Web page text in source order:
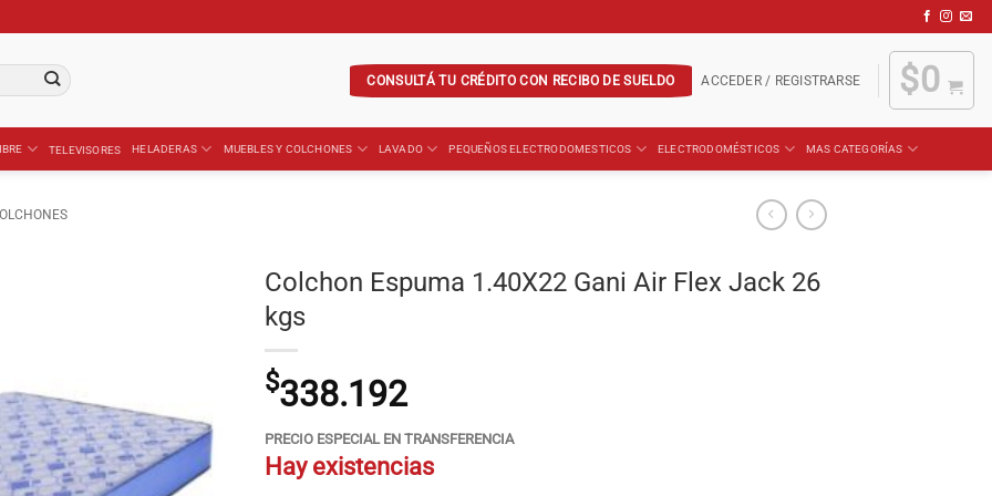
CONSULTÁ TU CRÉDITO CON RECIBO DE SUELDO ACCEDER / REGISTRARSE $0
TELEVISORES HELADERAS MUEBLES Y COLCHONES LAVADO PEQUEÑOS ELECTRODOMESTICOS ELECTRODOMÉSTICOS MAS CATEGORÍAS
Colchon Espuma 1.40X22 Gani Air Flex Jack 26
kgs
$338.192
PRECIO ESPECIAL EN TRANSFERENCIA
Hay existencias